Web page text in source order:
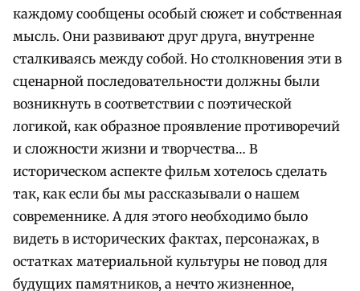
каждому сообщены особый сюжет и собственная
мысль. Они развивают друг друга, внутренне
сталкиваясь между собой. Но столкновения эти в
сценарной последовательности должны были
возникнуть в соответствии с поэтической
логикой, как образное проявление противоречий
и сложности жизни и творчества… В
историческом аспекте фильм хотелось сделать
так, как если бы мы рассказывали о нашем
современнике. А для этого необходимо было
видеть в исторических фактах, персонажах, в
остатках материальной культуры не повод для
будущих памятников, а нечто жизненное,